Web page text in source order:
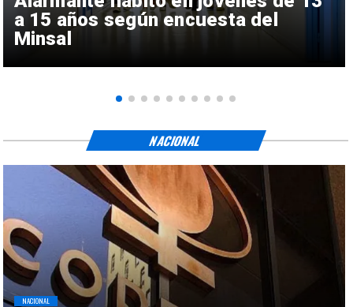
a 15 años según encuesta del
Minsal
NACIONAL
NACIONAL